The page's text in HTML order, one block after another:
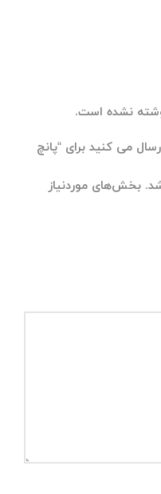
نشده است.
می کنید برای “پانچ
بخش‌های موردنیاز